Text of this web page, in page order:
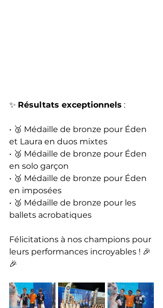
✨ Résultats exceptionnels :
• 🥉 Médaille de bronze pour Éden
et Laura en duos mixtes
• 🥉 Médaille de bronze pour Éden
en solo garçon
• 🥉 Médaille de bronze pour Éden
en imposées
• 🥉 Médaille de bronze pour les
ballets acrobatiques
Félicitations à nos champions pour
leurs performances incroyables ! 🎉
🎉